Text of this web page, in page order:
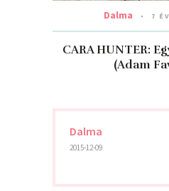
Dalma 7
CARA HUNTER:
(Adam
Dalma
2015-12-09